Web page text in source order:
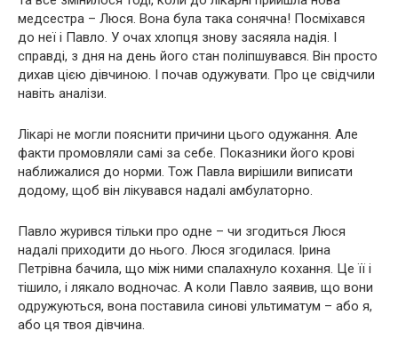
медсестра – Люся. Вона була така сонячна! Посміхався
до неї і Павло. У очах хлопця знову засяяла надія. І
справді, з дня на день його стан поліпшувався. Він просто
дихав цією дівчиною. І почав одужувати. Про це свідчили
навіть аналізи.
Лікарі не могли пояснити причини цього одужання. Але
факти промовляли самі за себе. Показники його кpові
наближалися до норми. Тож Павла вирішили виписати
додому, щоб він лікувався надалі амбулаторно.
Павло журився тільки про одне – чи згодиться Люся
надалі приходити до нього. Люся згодилася. Ірина
Петрівна бачила, що між ними спалахнуло кохання. Це її і
тішило, і лякало водночас. А коли Павло заявив, що вони
одружуються, вона поставила синові ультиматум – або я,
або ця твоя дівчина.